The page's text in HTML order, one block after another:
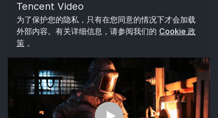
Tencent Video
为了保护您的隐私，只有在您同意的情况下才会加载
外部内容。有关详细信息，请参阅我们的 Cookie 政
策 。